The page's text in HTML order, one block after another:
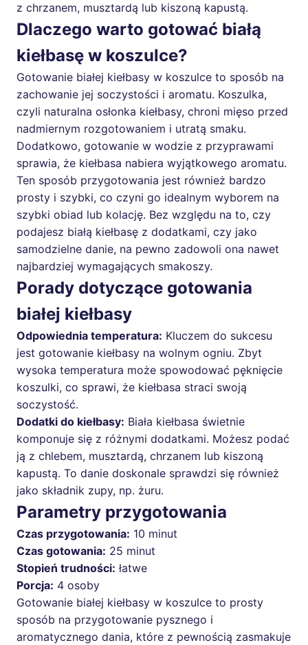
z chrzanem, musztardą lub kiszoną kapustą.
Dlaczego warto gotować białą
kiełbasę w koszulce?
Gotowanie białej kiełbasy w koszulce to sposób na
zachowanie jej soczystości i aromatu. Koszulka,
czyli naturalna osłonka kiełbasy, chroni mięso przed
nadmiernym rozgotowaniem i utratą smaku.
Dodatkowo, gotowanie w wodzie z przyprawami
sprawia, że kiełbasa nabiera wyjątkowego aromatu.
Ten sposób przygotowania jest również bardzo
prosty i szybki, co czyni go idealnym wyborem na
szybki obiad lub kolację. Bez względu na to, czy
podajesz białą kiełbasę z dodatkami, czy jako
samodzielne danie, na pewno zadowoli ona nawet
najbardziej wymagających smakoszy.
Porady dotyczące gotowania
białej kiełbasy
Odpowiednia temperatura: Kluczem do sukcesu
jest gotowanie kiełbasy na wolnym ogniu. Zbyt
wysoka temperatura może spowodować pęknięcie
koszulki, co sprawi, że kiełbasa straci swoją
soczystość.
Dodatki do kiełbasy: Biała kiełbasa świetnie
komponuje się z różnymi dodatkami. Możesz podać
ją z chlebem, musztardą, chrzanem lub kiszoną
kapustą. To danie doskonale sprawdzi się również
jako składnik zupy, np. żuru.
Parametry przygotowania
Czas przygotowania: 10 minut
Czas gotowania: 25 minut
Stopień trudności: łatwe
Porcja: 4 osoby
Gotowanie białej kiełbasy w koszulce to prosty
sposób na przygotowanie pysznego i
aromatycznego dania, które z pewnością zasmakuje